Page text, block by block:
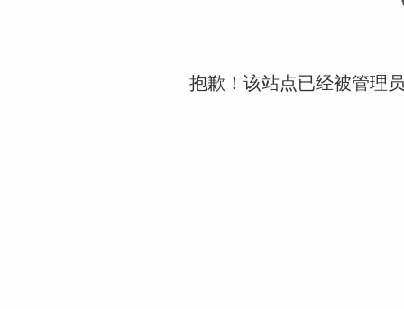
抱歉！该站点已经被管理